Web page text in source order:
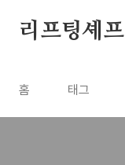
리프팅셰프
홈 태그